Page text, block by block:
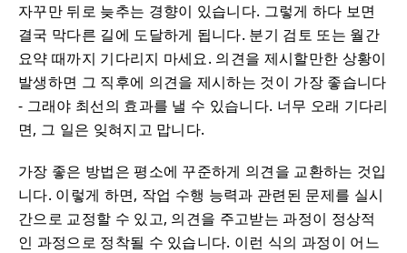
자꾸만 뒤로 늦추는 경향이 있습니다. 그렇게 하다 보면
결국 막다른 길에 도달하게 됩니다. 분기 검토 또는 월간
요약 때까지 기다리지 마세요. 의견을 제시할만한 상황이
발생하면 그 직후에 의견을 제시하는 것이 가장 좋습니다
- 그래야 최선의 효과를 낼 수 있습니다. 너무 오래 기다리
면, 그 일은 잊혀지고 맙니다.
가장 좋은 방법은 평소에 꾸준하게 의견을 교환하는 것입
니다. 이렇게 하면, 작업 수행 능력과 관련된 문제를 실시
간으로 교정할 수 있고, 의견을 주고받는 과정이 정상적
인 과정으로 정착될 수 있습니다. 이런 식의 과정이 어느